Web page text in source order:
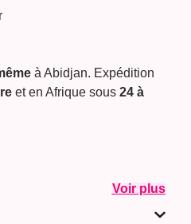
à Abidjan. Expédition
et en Afrique sous24 à
Voir plus